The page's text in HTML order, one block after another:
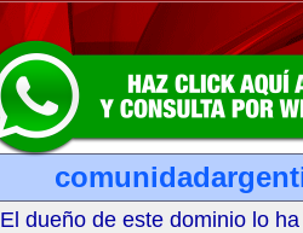
El dueño de este dominio lo